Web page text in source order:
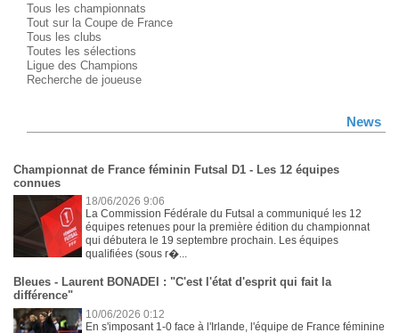
Tous les championnats
Tout sur la Coupe de France
Tous les clubs
Toutes les sélections
Ligue des Champions
Recherche de joueuse
News
Championnat de France féminin Futsal D1 - Les 12 équipes
connues
18/06/2026 9:06
La Commission Fédérale du Futsal a communiqué les 12
équipes retenues pour la première édition du championnat
qui débutera le 19 septembre prochain. Les équipes
qualifiées (sous r�...
Bleues - Laurent BONADEI : "C'est l'état d'esprit qui fait la
différence"
10/06/2026 0:12
En s'imposant 1-0 face à l'Irlande, l'équipe de France féminine